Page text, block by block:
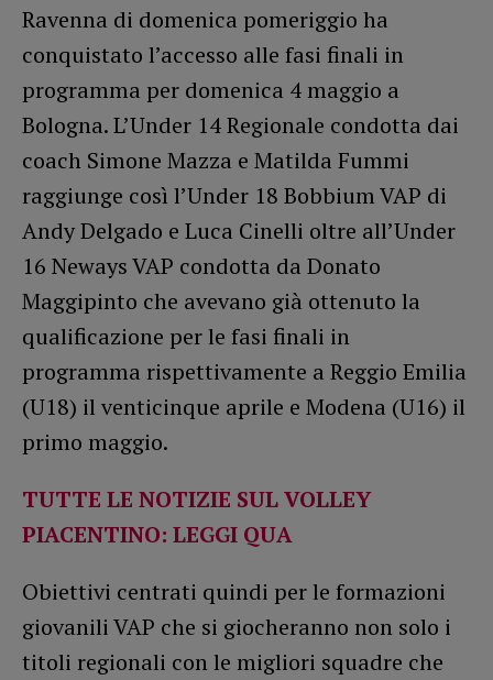
Ravenna di domenica pomeriggio ha
conquistato l’accesso alle fasi finali in
programma per domenica 4 maggio a
Bologna. L’Under 14 Regionale condotta dai
coach Simone Mazza e Matilda Fummi
raggiunge così l’Under 18 Bobbium VAP di
Andy Delgado e Luca Cinelli oltre all’Under
16 Neways VAP condotta da Donato
Maggipinto che avevano già ottenuto la
qualificazione per le fasi finali in
programma rispettivamente a Reggio Emilia
(U18) il venticinque aprile e Modena (U16) il
primo maggio.
TUTTE LE NOTIZIE SUL VOLLEY
PIACENTINO: LEGGI QUA
Obiettivi centrati quindi per le formazioni
giovanili VAP che si giocheranno non solo i
titoli regionali con le migliori squadre che